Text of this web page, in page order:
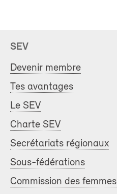
SEV
Devenir membre
Tes avantages
Le SEV
Charte SEV
Secrétariats régionaux
Sous-fédérations
Commission des femmes